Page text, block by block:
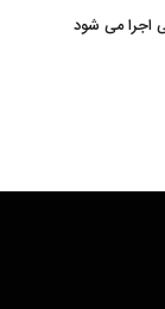
اجرا می شود